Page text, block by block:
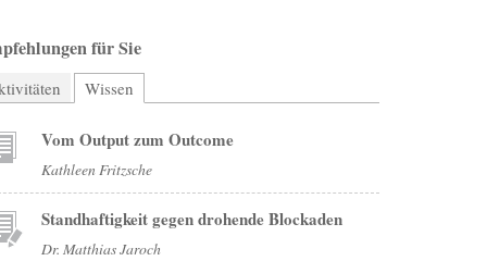
für Sie
Wissen
Vom Output zum Outcome
Kathleen Fritzsche
Standhaftigkeit gegen drohende Blockaden
Dr. Matthias Jaroch